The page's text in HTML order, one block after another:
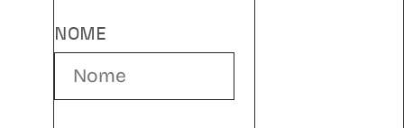
NOME